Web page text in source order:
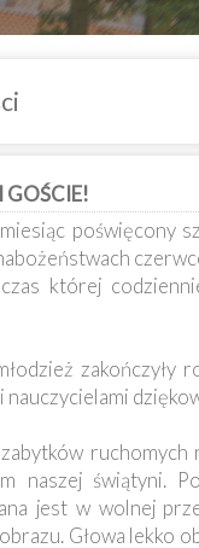
GOŚCIE!
poświęcony
której
ruchomych
naszej świątyni.
jest w wolnej
Głowa lekko